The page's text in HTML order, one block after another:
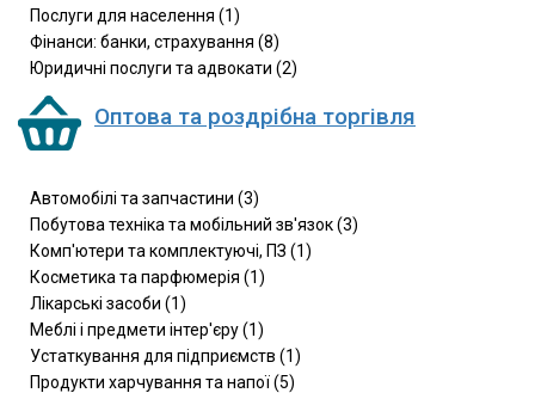
Послуги для населення (1)
Фінанси: банки, страхування (8)
Юридичні послуги та адвокати (2)
Оптова та роздрібна торгівля
Автомобілі та запчастини (3)
Побутова техніка та мобільний зв'язок (3)
Комп'ютери та комплектуючі, ПЗ (1)
Косметика та парфюмерія (1)
Лікарські засоби (1)
Меблі і предмети інтер'єру (1)
Устаткування для підприємств (1)
Продукти харчування та напої (5)